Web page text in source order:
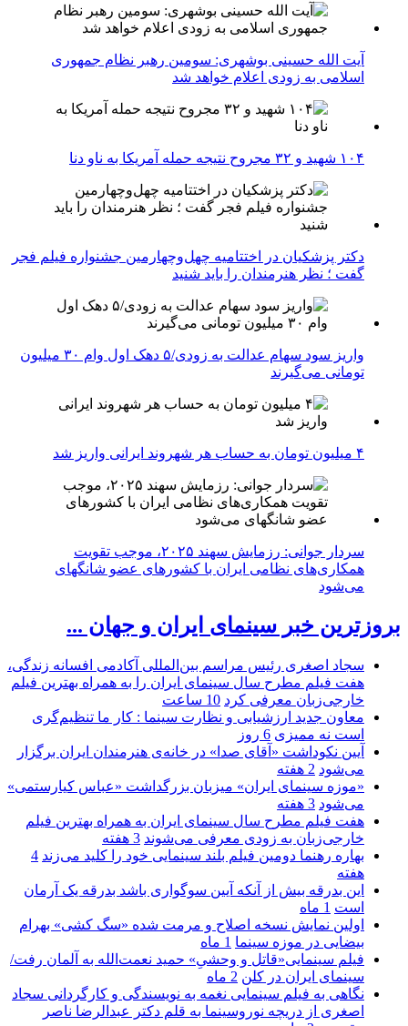
آیت الله حسینی بوشهری: سومین رهبر نظام جمهوری
اسلامی به زودی اعلام خواهد شد
۱۰۴ شهید و ۳۲ مجروح نتیجه حمله آمریکا به ناو دنا
دکتر پزشکیان در اختتامیه چهل‌وچهارمین جشنواره فیلم فجر
گفت ؛ نظر هنرمندان را باید شنید
واریز سود سهام عدالت به زودی/۵ دهک اول وام ۳۰ میلیون
تومانی می‌گیرند
۴ میلیون تومان به حساب هر شهروند ایرانی واریز شد
سردار جوانی: رزمایش سهند ۲۰۲۵، موجب تقویت
همکاری‌های نظامی ایران با کشور‌های عضو شانگهای
می‌شود
بروزترین خبر سینمای ایران و جهان ...
سجاد اصغری رئیس مراسم بین‌المللی آکادمی افسانه زندگی،
هفت فیلم مطرح سال سینمای ایران را به همراه بهترین فیلم
خارجی‌زبان معرفی کرد 10 ساعت
معاون جدید ارزشیابی و نظارت سینما : کار ما تنظیم‌گری
است نه ممیزی 6 روز
آیین نکوداشت «آقای صدا» در خانه‌ی هنرمندان ایران برگزار
می‌شود 2 هفته
«موزه سینمای ایران» میزبان بزرگداشت «عباس کیارستمی»
می‌شود 3 هفته
هفت فیلم مطرح سال سینمای ایران به همراه بهترین فیلم
خارجی‌زبان به زودی معرفی می‌شوند 3 هفته
بهاره رهنما دومین فیلم بلند سینمایی خود را کلید می‌زند 4
هفته
این بدرقه بیش از آنکه آیین سوگواری باشد بدرقه یک آرمان
است 1 ماه
اولین نمایش نسخه اصلاح و مرمت شده «سگ کشی» بهرام
بیضایی در موزه سینما 1 ماه
فیلم سینمایی«قاتل و وحشیِ» حمید نعمت‌الله به آلمان رفت/
سینمای ایران در کلن 2 ماه
نگاهی به فیلم سینمایی نغمه به نویسندگی و کارگردانی سجاد
اصغری از دریچه نوروسینما به قلم دکتر عبدالرضا ناصر